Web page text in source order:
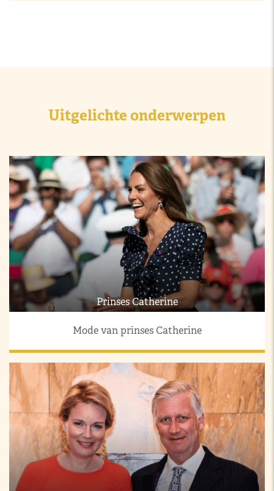
Uitgelichte onderwerpen
Prinses Catherine
Mode van prinses Catherine